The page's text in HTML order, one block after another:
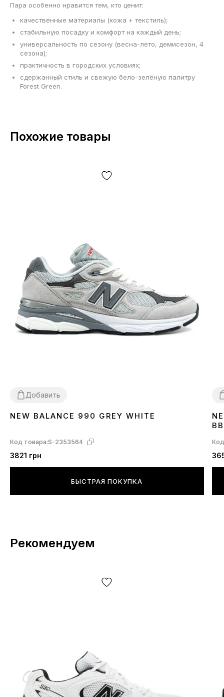
Пара особенно нравится тем, кто ценит:
качественные материалы (кожа + текстиль);
стабильную посадку и комфорт на каждый день;
универсальность по сезону (весна-лето, демисезон, 4
сезона);
практичность в городских условиях;
сдержанный стиль и свежую бело-зелёную палитру
Forest Green.
Похожие товары
Добавить
4041
NEW BALANCE 990 GREY WHITE
Код товара:S-2353564
3821 грн
БЫСТРАЯ ПОКУПКА
Рекомендуем